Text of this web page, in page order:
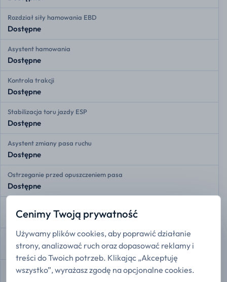
Rozdział siły hamowania EBD
Dostępne
Asystent hamowania
Dostępne
Kontrola trakcji
Dostępne
Stabilizacja toru jazdy ESP
Dostępne
Asystent zmiany pasa ruchu
Dostępne
Ostrzeganie przed opuszczeniem pasa
Dostępne
Dostępne
Przednie czujniki radarowe
Dostępne
Tylne czujniki radarowe
Cenimy Twoją prywatność
Używamy plików cookies, aby poprawić działanie
strony, analizować ruch oraz dopasować reklamy i
treści do Twoich potrzeb. Klikając „Akceptuję
wszystko”, wyrażasz zgodę na opcjonalne cookies.